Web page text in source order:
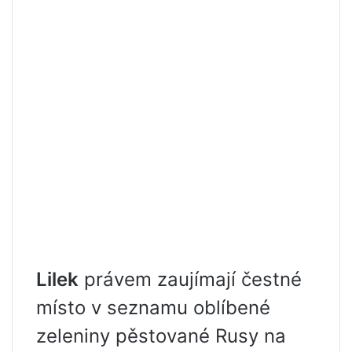
Lilek právem zaujímají čestné
místo v seznamu oblíbené
zeleniny pěstované Rusy na